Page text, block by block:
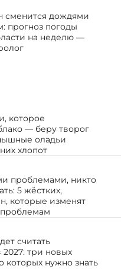
сменится дождями
прогноз погоды
на неделю —
которое
— беру творог
оладьи
хлопот
проблемами, никто
5 жёстких,
которые изменят
считать
три новых
которых нужно знать